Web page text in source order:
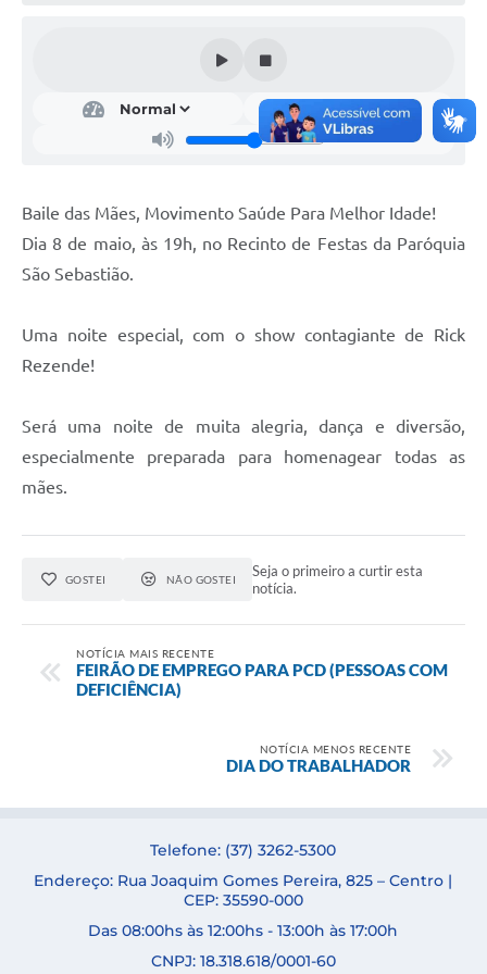
Sala Mineira do Empreendedor
Notícias
Legislação
Baile das Mães, Movimento Saúde Para Melhor Idade!
Dia 8 de maio, às 19h, no Recinto de Festas da Paróquia
São Sebastião.
Uma noite especial, com o show contagiante de Rick
Rezende!
Será uma noite de muita alegria, dança e diversão,
especialmente preparada para homenagear todas as
mães.
GOSTEI NÃO GOSTEI
Seja o primeiro a curtir esta
notícia.
NOTÍCIA MAIS RECENTE
FEIRÃO DE EMPREGO PARA PCD (PESSOAS COM
DEFICIÊNCIA)
NOTÍCIA MENOS RECENTE
DIA DO TRABALHADOR
Telefone: (37) 3262-5300
Endereço: Rua Joaquim Gomes Pereira, 825 – Centro |
CEP: 35590-000
Das 08:00hs às 12:00hs - 13:00h às 17:00h
CNPJ: 18.318.618/0001-60